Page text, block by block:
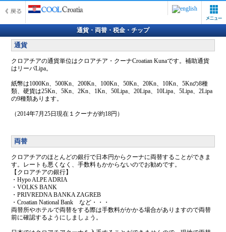
通貨・両替・税金・チップ
通貨
クロアチアの通貨単位はクロアチア・クーナCroatian Kunaです。補助通貨
はリーパLipa。
紙幣は1000Kn、500Kn、200Kn、100Kn、50Kn、20Kn、10Kn、5Knの8種
類、硬貨は25Kn、5Kn、2Kn、1Kn、50Lipa、20Lipa、10Lipa、5Lipa、2Lipa
の9種類あります。
（2014年7月25日現在１クーナが約18円）
両替
クロアチアのほとんどの銀行で日本円からクーナに両替することができま
す。レートも悪くなく、手数料もかからないのでお勧めです。
【クロアチアの銀行】
・Hypo ALPE ADRIA
・VOLKS BANK
・PRIVREDNA BANKA ZAGREB
・Croatian National Bank など・・・
両替所やホテルで両替をする際は手数料がかかる場合がありますので両替
前に確認するようにしましょう。